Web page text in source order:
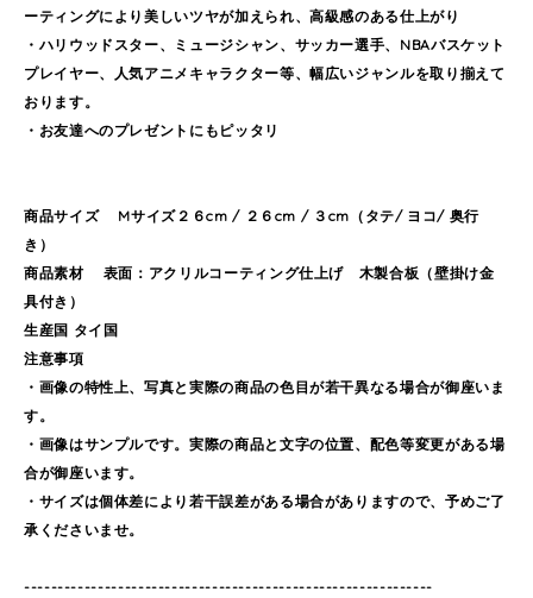
ーティングにより美しいツヤが加えられ、高級感のある仕上がり
・ハリウッドスター、ミュージシャン、サッカー選手、NBAバスケット
プレイヤー、人気アニメキャラクター等、幅広いジャンルを取り揃えて
おります。
・お友達へのプレゼントにもピッタリ
商品サイズ Mサイズ２６cm / ２６cm / ３cm（タテ/ ヨコ/ 奥行
き）
商品素材 表面：アクリルコーティング仕上げ 木製合板（壁掛け金
具付き）
生産国 タイ国
注意事項
・画像の特性上、写真と実際の商品の色目が若干異なる場合が御座いま
す。
・画像はサンプルです。実際の商品と文字の位置、配色等変更がある場
合が御座います。
・サイズは個体差により若干誤差がある場合がありますので、予めご了
承くださいませ。
-------------------------------------------------------------